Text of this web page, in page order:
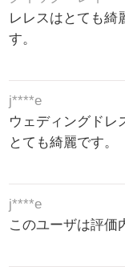
レレスはとても綺
す。
j****e
ウェディングドレ
とても綺麗です。
j****e
このユーザは評価